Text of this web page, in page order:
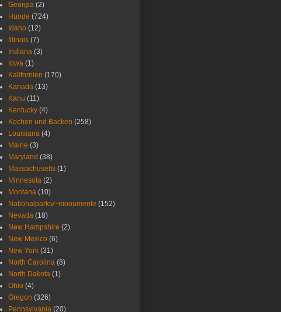
Georgia (2)
Hunde (724)
Idaho (12)
Illinois (7)
Indiana (3)
Iowa (1)
Kalifornien (170)
Kanada (13)
Kanu (11)
Kentucky (4)
Kochen und Backen (258)
Louisiana (4)
Maine (3)
Maryland (38)
Massachusetts (1)
Minnesota (2)
Montana (10)
Nationalparks/~monumente (152)
Nevada (18)
New Hampshire (2)
New Mexico (6)
New York (31)
North Carolina (8)
North Dakota (1)
Ohio (4)
Oregon (326)
Pennsylvania (20)